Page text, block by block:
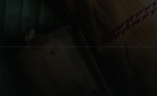
Denmark |